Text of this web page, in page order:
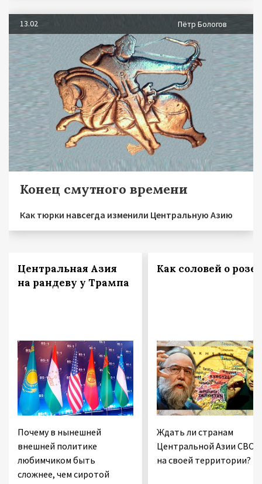
13.02 Пётр Бологов
Конец смутного времени
Как тюрки навсегда изменили Центральную Азию
Центральная Азия
на рандеву у Трампа
Почему в нынешней
внешней политике
любимчиком быть
сложнее, чем сиротой
Как соловей о розе
Ждать ли странам
Центральной Азии СВО
на своей территории?